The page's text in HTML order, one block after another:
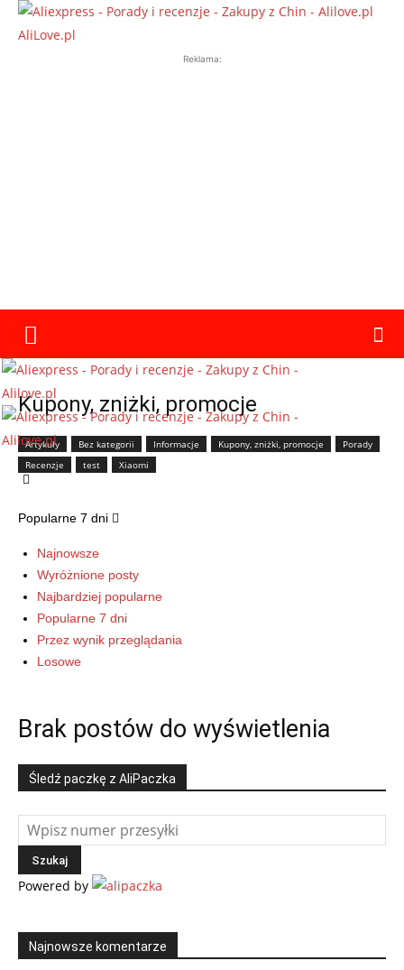
AliLove.pl
Reklama:
Kupony, zniżki, promocje
Artykuły Bez kategorii Informacje Kupony, zniżki, promocje
Porady
Recenzje
test Xiaomi
Popularne 7 dni
Najnowsze
Wyróżnione posty
Najbardziej popularne
Popularne 7 dni
Przez wynik przeglądania
Losowe
Brak postów do wyświetlenia
Śledź paczkę z AliPaczka
Powered by
Najnowsze komentarze